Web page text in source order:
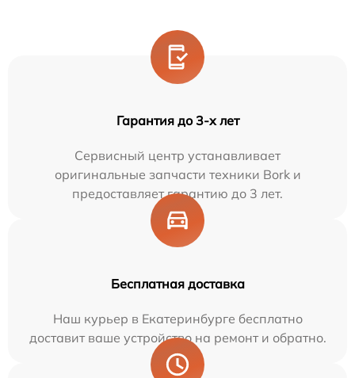
Гарантия до 3-х лет
Сервисный центр устанавливает
оригинальные запчасти техники Bork и
предоставляет гарантию до 3 лет.
Бесплатная доставка
Наш курьер в Екатеринбурге бесплатно
доставит ваше устройство на ремонт и обратно.